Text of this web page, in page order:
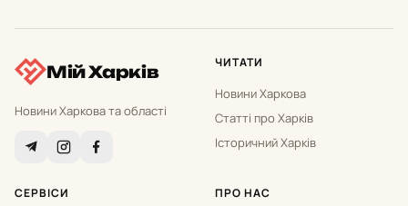
Мій Харків
Новини Харкова та області
ЧИТАТИ
Новини Харкова
Статті про Харків
Історичний Харків
СЕРВІСИ ПРО НАС